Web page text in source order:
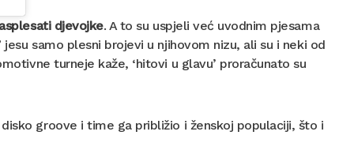
djevojke. A to su uspjeli već uvodnim pjesama
samo plesni brojevi u njihovom nizu, ali su i neki od
turneje kaže, ‘hitovi u glavu’ proračunato su
groove i time ga približio i ženskoj populaciji, što i